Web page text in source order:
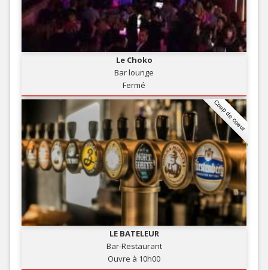
Le Choko
Bar lounge
Fermé
Coup de coeur
LE BATELEUR
Bar-Restaurant
Ouvre à 10h00